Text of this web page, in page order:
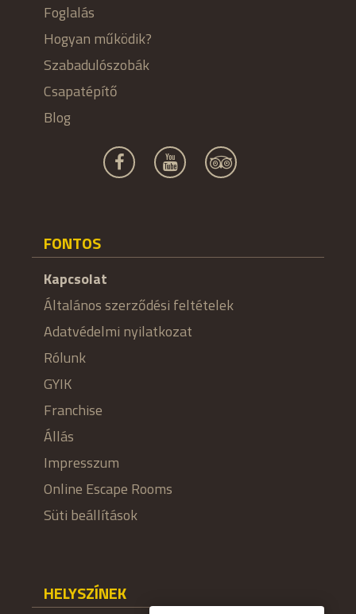
Foglalás
Hogyan működik?
Szabadulószobák
Csapatépítő
Blog
FONTOS
Kapcsolat
Általános szerződési feltételek
Adatvédelmi nyilatkozat
Rólunk
GYIK
Franchise
Állás
Impresszum
Online Escape Rooms
Süti beállítások
HELYSZÍNEK